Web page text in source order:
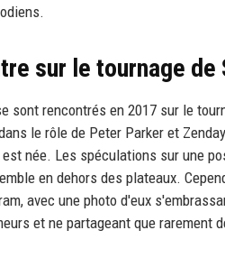
sur le tournage
sont rencontrés en 2017 sur le
le rôle de Peter Parker et
née. Les spéculations sur une
en dehors des plateaux.
avec une photo d'eux
et ne partageant que rarement